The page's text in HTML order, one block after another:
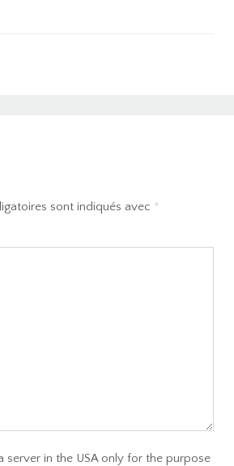
sont indiqués avec *
in the USA only for the purpose